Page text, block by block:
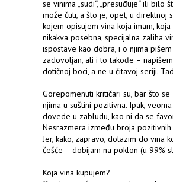
se vinima „sudi“, „presuđuje“ ili
može čuti, a što je, opet, u direktnoj
kojem opisujem vina koja imam,
nikakva posebna, specijalna zaliha
ispostave kao dobra, i o njima
zadovoljan, ali i to takođe –
dotičnoj boci, a ne u čitavoj seriji.
Gorepomenuti kritičari su, bar što
njima u suštini pozitivna. Ipak,
dovede u zabludu, kao ni da se
Nesrazmera između broja
Jer, kako, zapravo, dolazim do vina
češće – dobijam na poklon (u 99%
Koja vina kupujem?